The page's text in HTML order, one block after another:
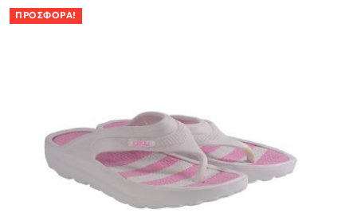
ΠΡΟΣΦΟΡΆ!